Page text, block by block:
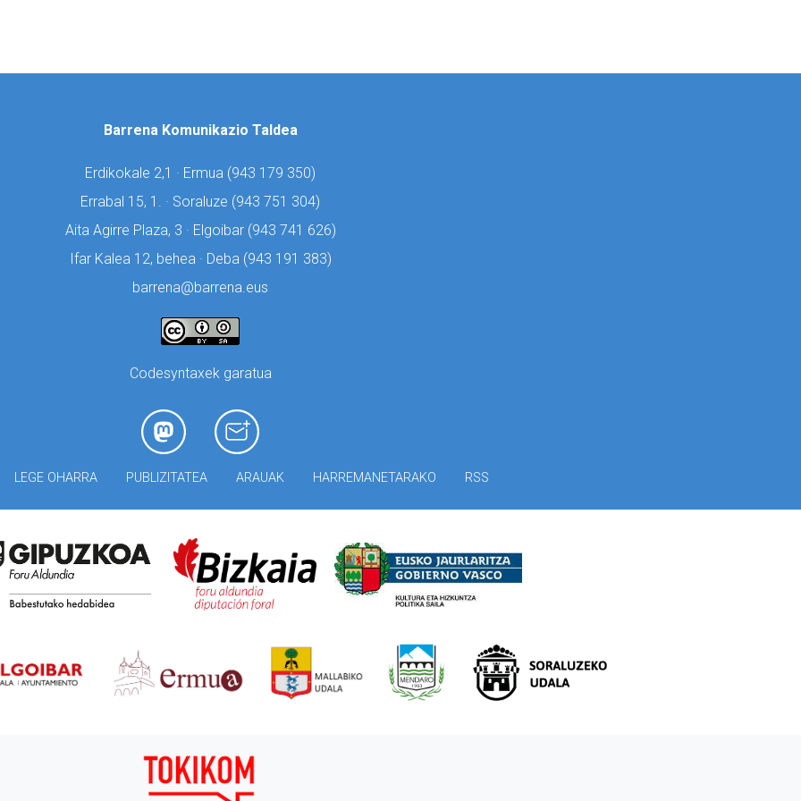
Barrena Komunikazio Taldea
Erdikokale 2,1 · Ermua (943 179 350)
Errabal 15, 1. · Soraluze (943 751 304)
Aita Agirre Plaza, 3 · Elgoibar (943 741 626)
Ifar Kalea 12, behea · Deba (943 191 383)
barrena@barrena.eus
Codesyntaxek garatua
LEGE OHARRA PUBLIZITATEA ARAUAK HARREMANETARAKO RSS